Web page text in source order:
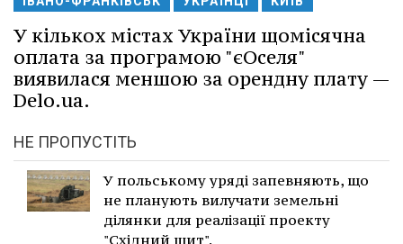
У кількох містах України щомісячна
оплата за програмою "єОселя"
виявилася меншою за орендну плату —
Delo.ua.
НЕ ПРОПУСТІТЬ
У польському уряді запевняють, що
не планують вилучати земельні
ділянки для реалізації проекту
"Східний щит".